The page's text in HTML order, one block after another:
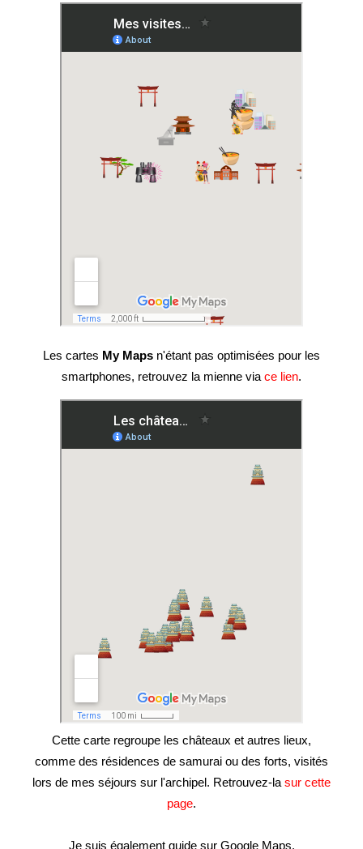
Les cartes My Maps n'étant pas optimisées pour les
smartphones, retrouvez la mienne via ce lien.
Cette carte regroupe les châteaux et autres lieux,
comme des résidences de samurai ou des forts, visités
lors de mes séjours sur l'archipel. Retrouvez-la sur cette
page.
Je suis également guide sur Google Maps.